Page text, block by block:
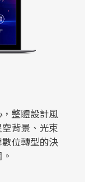
整體設計風
背景、光束
位轉型的決